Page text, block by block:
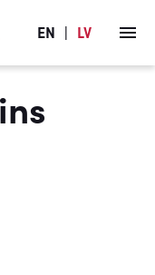
EN LV